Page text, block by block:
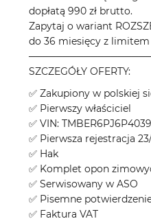
dopłatą 990 zł brutto.
Zapytaj o wariant
do 36 miesięcy z limitem
SZCZEGÓŁY OFERTY:
✅ Zakupiony w polskiej
✅ Pierwszy właściciel
✅ VIN:
✅ Pierwsza rejestracja
✅ Hak
✅ Komplet opon
✅ Serwisowany w ASO
✅ Pisemne
✅ Faktura VAT